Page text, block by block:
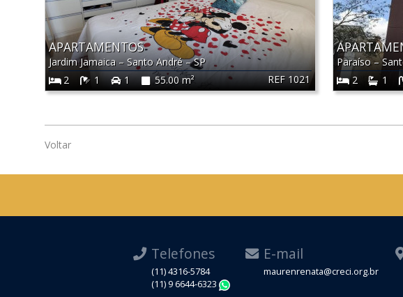
REF 1021
APARTAMENTOS
Jardim Jamaica–Santo André–SP
2
1 1 55.00 m²
Paraíso–
2
1
Voltar
Telefones
(11) 4316-5784
(11) 9 6644-6323
E-mail
maurenrenata@creci.org.br